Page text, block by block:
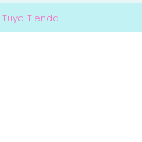
Tuyo Tienda